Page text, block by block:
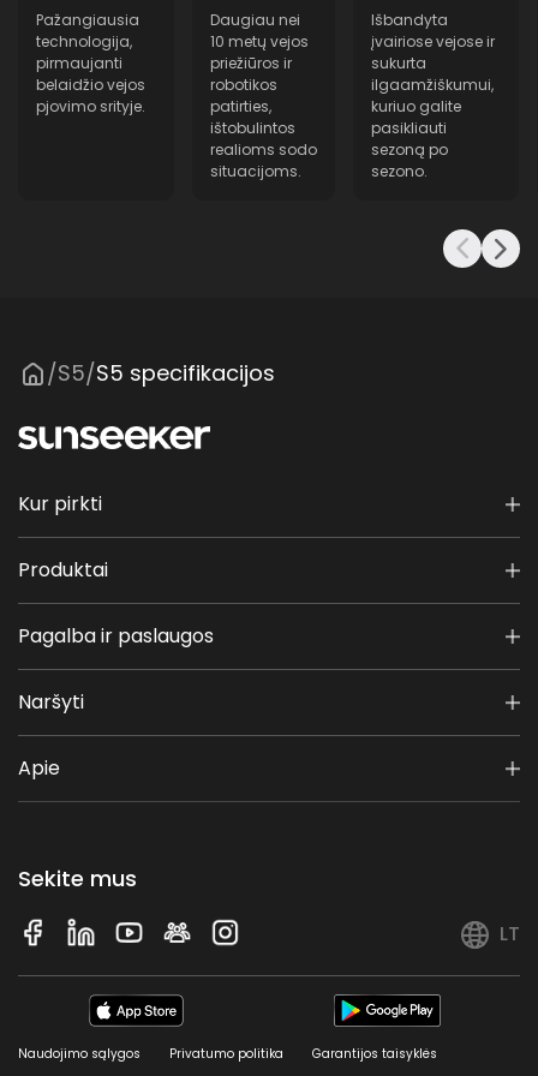
20 cm
Akumuliatoriaus talpa
5 Ah
Įkroviklis
3 A
60 dB (A)
Atsparus vandeniui
T
T
Slankusis pjovimo diskas
Visų varančiųjų ratų pavara
T
Elektrinis aukščio reguliavimas
N
Pažangiausia
technologija,
pirmaujanti
belaidžio vejos
pjovimo srityje.
Daugiau nei
10 metų vejos
priežiūros ir
robotikos
patirties,
ištobulintos
realioms sodo
situacijoms.
Išbandyta
įvairiose vejose ir
sukurta
ilgaamžiškumui,
kuriuo galite
pasikliauti
sezoną po
sezono.
/S5/S5 specifikacijos
Kur pirkti
Produktai
Pagalba ir paslaugos
Naršyti
Apie
Sekite mus
LT
Naudojimo sąlygos Privatumo politika Garantijos taisyklės